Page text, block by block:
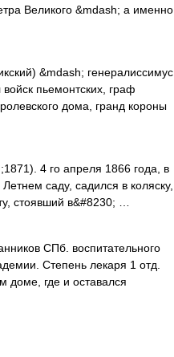
Великого &mdash; а именно
&mdash; генералиссимус
пьемонтских, граф
дома, гранд короны
4 го апреля 1866 года, в
саду, садился в коляску,
стоявший в&#8230; …
СПб. воспитательного
Степень лекаря 1 отд.
доме, где и оставался